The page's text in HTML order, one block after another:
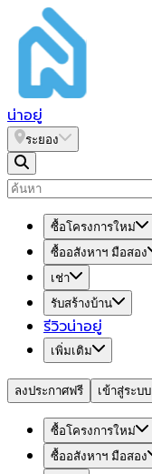
น่าอยู่
ระยอง
ซื้อโครงการใหม่
ซื้ออสังหาฯ มือสอง
เช่า
รับสร้างบ้าน
รีวิวน่าอยู่
เพิ่มเติม
ลงประกาศฟรี เข้าสู่ระบบ
ซื้อโครงการใหม่
ซื้ออสังหาฯ มือสอง